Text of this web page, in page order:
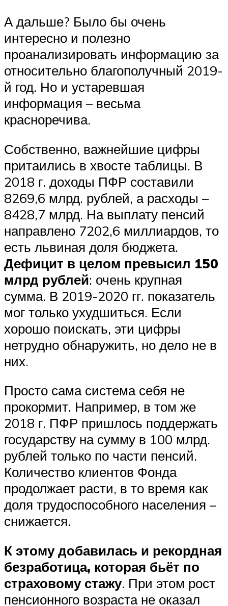
А дальше? Было бы очень
интересно и полезно
проанализировать информацию за
относительно благополучный 2019-
й год. Но и устаревшая
информация – весьма
красноречива.
Собственно, важнейшие цифры
притаились в хвосте таблицы. В
2018 г. доходы ПФР составили
8269,6 млрд. рублей, а расходы –
8428,7 млрд. На выплату пенсий
направлено 7202,6 миллиардов, то
есть львиная доля бюджета.
Дефицит в целом превысил 150
млрд рублей: очень крупная
сумма. В 2019-2020 гг. показатель
мог только ухудшиться. Если
хорошо поискать, эти цифры
нетрудно обнаружить, но дело не в
них.
Просто сама система себя не
прокормит. Например, в том же
2018 г. ПФР пришлось поддержать
государству на сумму в 100 млрд.
рублей только по части пенсий.
Количество клиентов Фонда
продолжает расти, в то время как
доля трудоспособного населения –
снижается.
К этому добавилась и рекордная
безработица, которая бьёт по
страховому стажу. При этом рост
пенсионного возраста не оказал